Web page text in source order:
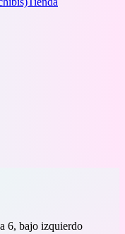
6, bajo izquierdo